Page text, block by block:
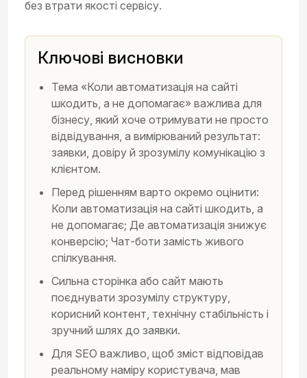
без втрати якості сервісу.
Ключові висновки
Тема «Коли автоматизація на сайті
шкодить, а не допомагає» важлива для
бізнесу, який хоче отримувати не просто
відвідування, а вимірюваний результат:
заявки, довіру й зрозумілу комунікацію з
клієнтом.
Перед рішенням варто окремо оцінити:
Коли автоматизація на сайті шкодить, а
не допомагає; Де автоматизація знижує
конверсію; Чат-боти замість живого
спілкування.
Сильна сторінка або сайт мають
поєднувати зрозумілу структуру,
корисний контент, технічну стабільність і
зручний шлях до заявки.
Для SEO важливо, щоб зміст відповідав
реальному наміру користувача, мав